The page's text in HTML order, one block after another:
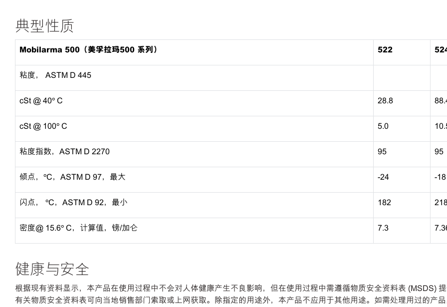
典型性质
Mobilarma 500（美孚拉玛500 系列） 522
粘度， ASTM D 445
cSt @ 40º C 28.8
cSt @ 100º C 5.0
粘度指数，ASTM D 2270 95 95
倾点，ºC，ASTM D 97，最大 -24 -18
闪点， ºC，ASTM D 92，最小 182
密度@ 15.6º C，计算值，镑/加仑 7.3
健康与安全
根据现有资料显示，本产品在使用过程中不会对人体健康产生不良影响，但在使用过程中需遵循物质安全资料表 (MSDS) 提
有关物质安全资料表可向当地销售部门索取或上网获取。除指定的用途外，本产品不应用于其他用途。如需处理用过的产